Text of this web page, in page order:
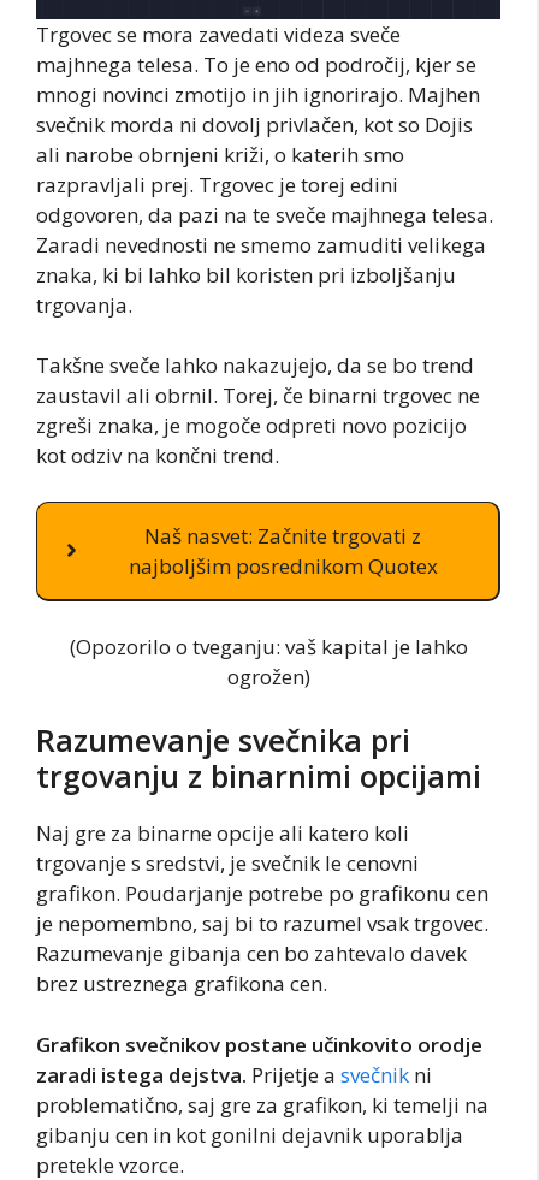
Trgovec se mora zavedati videza sveče
majhnega telesa. To je eno od področij, kjer se
mnogi novinci zmotijo in jih ignorirajo. Majhen
svečnik morda ni dovolj privlačen, kot so Dojis
ali narobe obrnjeni križi, o katerih smo
razpravljali prej. Trgovec je torej edini
odgovoren, da pazi na te sveče majhnega telesa.
Zaradi nevednosti ne smemo zamuditi velikega
znaka, ki bi lahko bil koristen pri izboljšanju
trgovanja.
Takšne sveče lahko nakazujejo, da se bo trend
zaustavil ali obrnil. Torej, če binarni trgovec ne
zgreši znaka, je mogoče odpreti novo pozicijo
kot odziv na končni trend.
Naš nasvet: Začnite trgovati z
najboljšim posrednikom Quotex
(Opozorilo o tveganju: vaš kapital je lahko
ogrožen)
Razumevanje svečnika pri
trgovanju z binarnimi opcijami
Naj gre za binarne opcije ali katero koli
trgovanje s sredstvi, je svečnik le cenovni
grafikon. Poudarjanje potrebe po grafikonu cen
je nepomembno, saj bi to razumel vsak trgovec.
Razumevanje gibanja cen bo zahtevalo davek
brez ustreznega grafikona cen.
Grafikon svečnikov postane učinkovito orodje
zaradi istega dejstva. Prijetje a svečnik ni
problematično, saj gre za grafikon, ki temelji na
gibanju cen in kot gonilni dejavnik uporablja
pretekle vzorce.